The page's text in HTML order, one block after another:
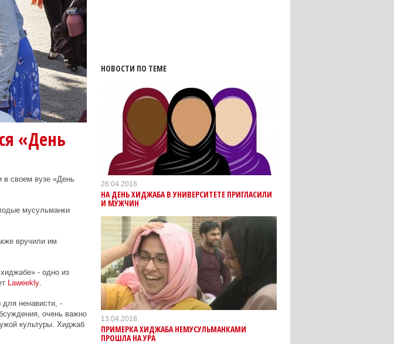
«День
в своем вузе «День
мусульманки
вручили им
- одно из
Laweekly.
ненависти, -
очень важно
культуры. Хиджаб
НОВОСТИ ПО ТЕМЕ
26.04.2018
НА ДЕНЬ ХИДЖАБА В УНИВЕРСИТЕТЕ ПРИГЛАСИЛИ
И МУЖЧИН
13.04.2018
ПРИМЕРКА ХИДЖАБА НЕМУСУЛЬМАНКАМИ
ПРОШЛА НА УРА